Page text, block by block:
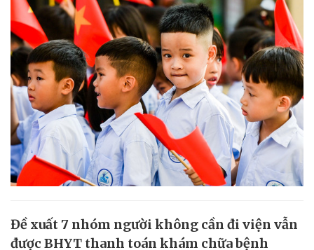
Đề xuất 7 nhóm người không cần đi viện vẫn
được BHYT thanh toán khám chữa bệnh